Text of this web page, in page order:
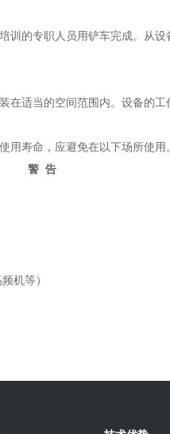
训的专职人员用铲车完成。从
在适当的空间范围内。设备的
用寿命，应避免在以下场所使用。
警 告
机等）